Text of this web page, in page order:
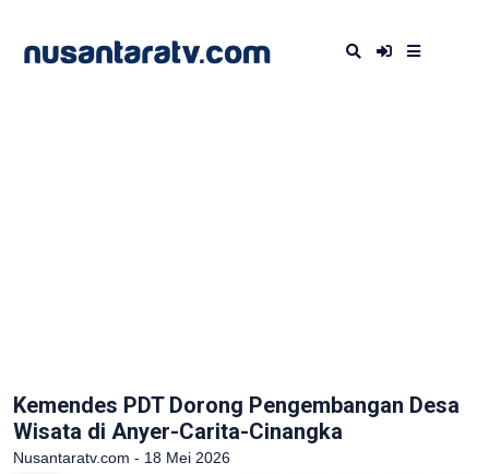
Kemendes PDT Dorong Pengembangan Desa
Wisata di Anyer-Carita-Cinangka
Nusantaratv.com - 18 Mei 2026